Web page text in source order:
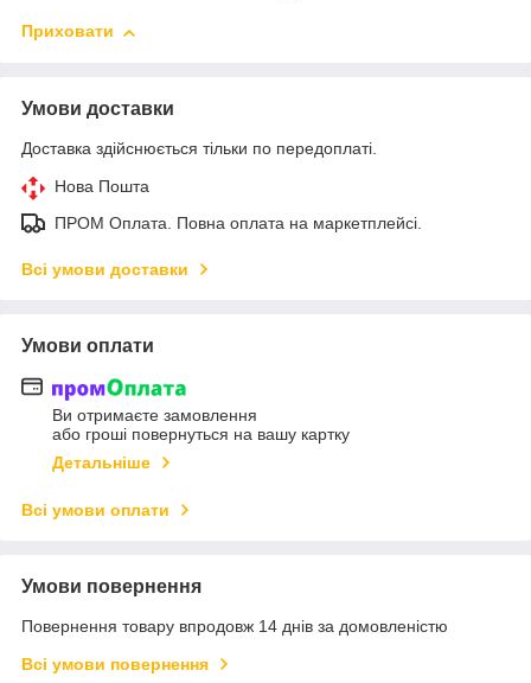
Приховати
Умови доставки
Доставка здійснюється тільки по передоплаті.
Нова Пошта
ПРОМ Оплата. Повна оплата на маркетплейсі.
Всі умови доставки
Умови оплати
Ви отримаєте замовлення
або гроші повернуться на вашу картку
Детальніше
Всі умови оплати
Умови повернення
Повернення товару впродовж 14 днів за домовленістю
Всі умови повернення